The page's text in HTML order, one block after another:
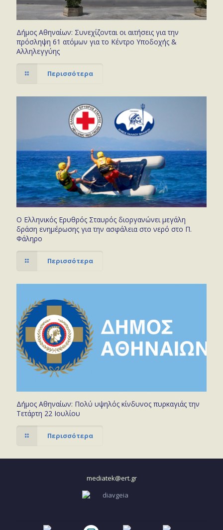
Δήμος Αθηναίων: Συνεχίζονται οι αιτήσεις για την
πρόσληψη 61 ατόμων για το Κέντρο Υποδοχής &
Αλληλεγγύης
Περισσότερα
Ο Ελληνικός Ερυθρός Σταυρός διοργανώνει μεγάλη
δράση ενημέρωσης για την ασφάλεια στο νερό στο Π.
Φάληρο
Περισσότερα
Δήμος Αθηναίων: Πολύ υψηλός κίνδυνος πυρκαγιάς την
Τετάρτη 22 Ιουλίου
Περισσότερα
mediatek@ert.gr